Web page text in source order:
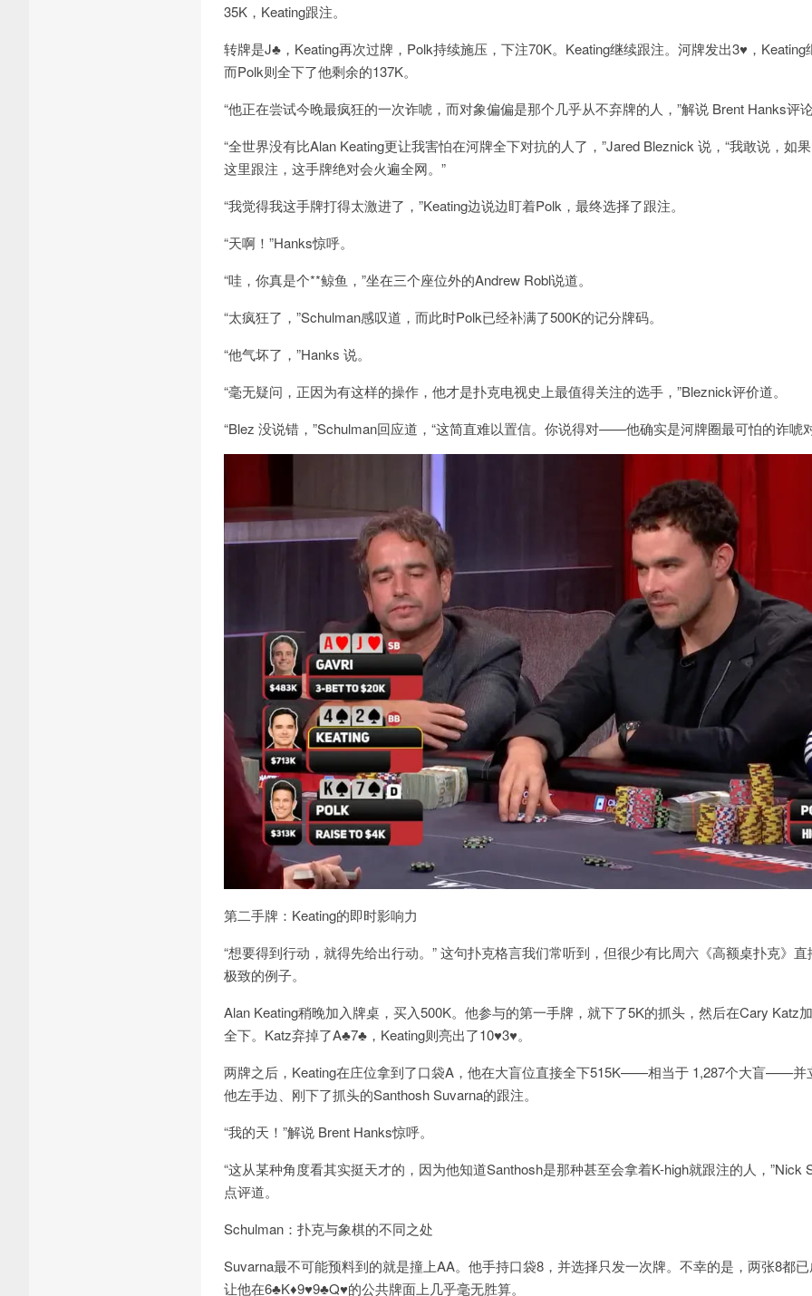
35K，Keating跟注。
转牌是J♣，Keating再次过牌，Polk持续施压，下注70K。Keating继续跟注。河牌发出3♥，Keating
而Polk则全下了他剩余的137K。
“他正在尝试今晚最疯狂的一次诈唬，而对象偏偏是那个几乎从不弃牌的人，”解说 Brent Hanks评
“全世界没有比Alan Keating更让我害怕在河牌全下对抗的人了，”Jared Bleznick 说，“我敢说，如
这里跟注，这手牌绝对会火遍全网。”
“我觉得我这手牌打得太激进了，”Keating边说边盯着Polk，最终选择了跟注。
“天啊！”Hanks惊呼。
“哇，你真是个**鲸鱼，”坐在三个座位外的Andrew Robl说道。
“太疯狂了，”Schulman感叹道，而此时Polk已经补满了500K的记分牌码。
“他气坏了，”Hanks 说。
“毫无疑问，正因为有这样的操作，他才是扑克电视史上最值得关注的选手，”Bleznick评价道。
“Blez 没说错，”Schulman回应道，“这简直难以置信。你说得对——他确实是河牌圈最可怕的诈唬
第二手牌：Keating的即时影响力
“想要得到行动，就得先给出行动。” 这句扑克格言我们常听到，但很少有比周六《高额桌扑克》
极致的例子。
Alan Keating稍晚加入牌桌，买入500K。他参与的第一手牌，就下了5K的抓头，然后在Cary Katz
全下。Katz弃掉了A♣7♣，Keating则亮出了10♥3♥。
两牌之后，Keating在庄位拿到了口袋A，他在大盲位直接全下515K——相当于 1,287个大盲——并
他左手边、刚下了抓头的Santhosh Suvarna的跟注。
“我的天！”解说 Brent Hanks惊呼。
“这从某种角度看其实挺天才的，因为他知道Santhosh是那种甚至会拿着K-high就跟注的人，”Nick
点评道。
Schulman：扑克与象棋的不同之处
Suvarna最不可能预料到的就是撞上AA。他手持口袋8，并选择只发一次牌。不幸的是，两张8都
让他在6♣K♦9♥9♣Q♥的公共牌面上几乎毫无胜算。